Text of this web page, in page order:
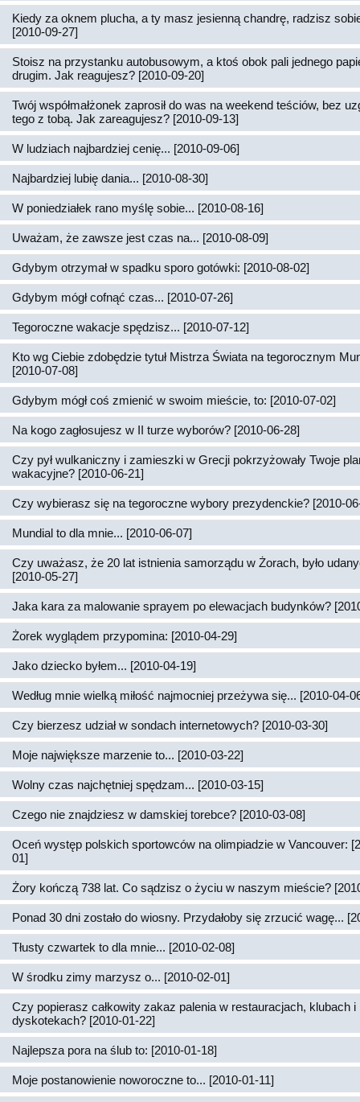
Kiedy za oknem plucha, a ty masz jesienną chandrę, radzisz
[2010-09-27]
Stoisz na przystanku autobusowym, a ktoś obok pali jednego
drugim. Jak reagujesz? [2010-09-20]
Twój współmałżonek zaprosił do was na weekend teściów, bez
tego z tobą. Jak zareagujesz? [2010-09-13]
W ludziach najbardziej cenię... [2010-09-06]
Najbardziej lubię dania... [2010-08-30]
W poniedziałek rano myślę sobie... [2010-08-16]
Uważam, że zawsze jest czas na... [2010-08-09]
Gdybym otrzymał w spadku sporo gotówki: [2010-08-02]
Gdybym mógł cofnąć czas... [2010-07-26]
Tegoroczne wakacje spędzisz... [2010-07-12]
Kto wg Ciebie zdobędzie tytuł Mistrza Świata na tegorocznym
[2010-07-08]
Gdybym mógł coś zmienić w swoim mieście, to: [2010-07-02]
Na kogo zagłosujesz w II turze wyborów? [2010-06-28]
Czy pył wulkaniczny i zamieszki w Grecji pokrzyżowały Twoje
wakacyjne? [2010-06-21]
Czy wybierasz się na tegoroczne wybory prezydenckie? [2010-
Mundial to dla mnie... [2010-06-07]
Czy uważasz, że 20 lat istnienia samorządu w Żorach, było
[2010-05-27]
Jaka kara za malowanie sprayem po elewacjach budynków?
Żorek wyglądem przypomina: [2010-04-29]
Jako dziecko byłem... [2010-04-19]
Według mnie wielką miłość najmocniej przeżywa się... [2010-04-
Czy bierzesz udział w sondach internetowych? [2010-03-30]
Moje największe marzenie to... [2010-03-22]
Wolny czas najchętniej spędzam... [2010-03-15]
Czego nie znajdziesz w damskiej torebce? [2010-03-08]
Oceń występ polskich sportowców na olimpiadzie w Vancouver:
01]
Żory kończą 738 lat. Co sądzisz o życiu w naszym mieście?
Ponad 30 dni zostało do wiosny. Przydałoby się zrzucić wagę...
Tłusty czwartek to dla mnie... [2010-02-08]
W środku zimy marzysz o... [2010-02-01]
Czy popierasz całkowity zakaz palenia w restauracjach, klubach i
dyskotekach? [2010-01-22]
Najlepsza pora na ślub to: [2010-01-18]
Moje postanowienie noworoczne to... [2010-01-11]